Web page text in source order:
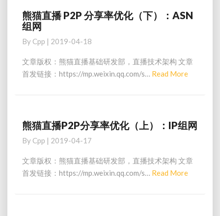
熊
猫
播
P2P
分
享
（下）：
ASN
组
熊猫直播 P2P 分享率优化（下）：ASN
组网
By Cpp | 2019-04-18
文章版权：熊猫直播基础研发部，直播技术架构 文章
首发链接：https://mp.weixin.qq.com/s…
Read MoreRead
熊
直
播
P2P
分
熊猫直播P2P分享率优化（上）：IP组网
By Cpp | 2019-04-17
文章版权：熊猫直播基础研发部，直播技术架构 文章
首发链接：https://mp.weixin.qq.com/s…
Read MoreRead